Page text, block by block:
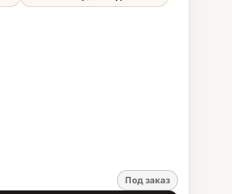
Под заказ